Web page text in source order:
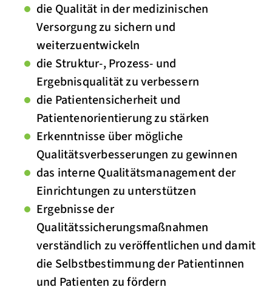
die Qualität in der medizinischen
Versorgung zu sichern und
weiterzuentwickeln
die Struktur-, Prozess- und
Ergebnisqualität zu verbessern
die Patientensicherheit und
Patientenorientierung zu stärken
Erkenntnisse über mögliche
Qualitätsverbesserungen zu gewinnen
das interne Qualitätsmanagement der
Einrichtungen zu unterstützen
Ergebnisse der
Qualitätssicherungsmaßnahmen
verständlich zu veröffentlichen und damit
die Selbstbestimmung der Patientinnen
und Patienten zu fördern